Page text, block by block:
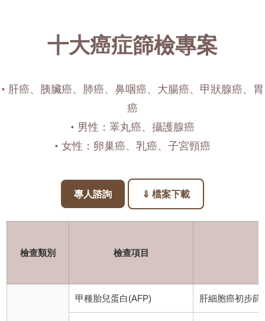
十大癌症篩檢專案
• 肝癌、胰臟癌、肺癌、鼻咽癌、大腸癌、甲狀腺癌、胃
癌
• 男性：睪丸癌、攝護腺癌
• 女性：卵巢癌、乳癌、子宮頸癌
專人諮詢 ⇓ 檔案下載
檢查類別 檢查項目
甲種胎兒蛋白(AFP) 肝細胞癌初步篩